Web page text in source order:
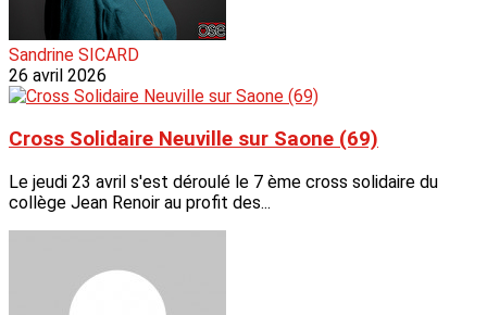
Sandrine SICARD
26 avril 2026
Cross Solidaire Neuville sur Saone (69)
Le jeudi 23 avril s'est déroulé le 7 ème cross solidaire du
collège Jean Renoir au profit des...